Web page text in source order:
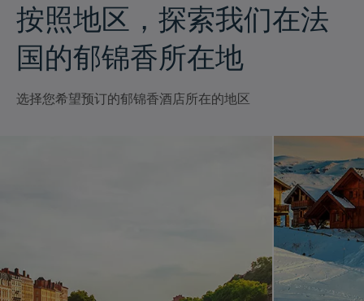
按照地区，探索我们在法
国的郁锦香所在地
选择您希望预订的郁锦香酒店所在的地区
峨嵋山酒店
昆明酒店